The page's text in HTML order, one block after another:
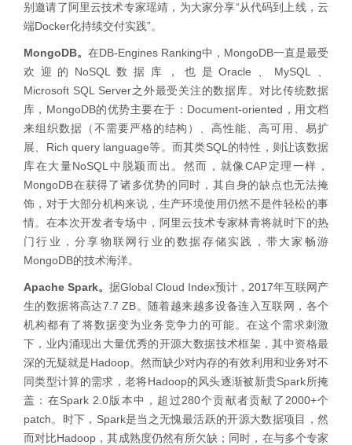
别邀请了阿里云技术专家瑶靖，为大家分享“从代码到上线，云
端Docker化持续交付实践”。
MongoDB。 在DB-Engines Ranking中，MongoDB一直是最受
欢迎的NoSQL数据库，也是Oracle、MySQL、
Microsoft SQL Server之外最受关注的数据库。对比传统数据
库，MongoDB的优势主要在于：Document-oriented，用文档
来组织数据（不需要严格的结构）、高性能、高可用、易扩
展、Rich query language等。而其类SQL的特性，则让该数据
库在大量NoSQL中脱颖而出。然而，就像CAP定理一样，
MongoDB在获得了诸多优势的同时，其自身的缺点也无法掩
饰，对于大部分机构来说，生产环境使用仍然不是件轻松的事
情。在本次开发者专场中，阿里云技术专家林青将就时下的热
门行业，分享物联网行业的数据存储实践，带大家畅游
MongoDB的技术海洋。
Apache Spark。 据Global Cloud Index预计，2017年互联网产
生的数据将高达7.7 ZB。随着越来越多设备连入互联网，各个
机构都有了将数据变为业务竞争力的可能。在这个需求刺激
下，业内涌现出大量优秀的开源大数据技术框架，其中资格最
深的无疑就是Hadoop。然而缺少对内存的有效利用和业务对不
同类型计算的需求，老将Hadoop的风头逐渐被新贵Spark所掩
盖：在Spark 2.0版本中，超过280个贡献者贡献了2000+个
patch。时下，Spark是当之无愧最活跃的开源大数据项目，然
而对比Hadoop，其成熟度仍然有所欠缺；同时，在与多个专家